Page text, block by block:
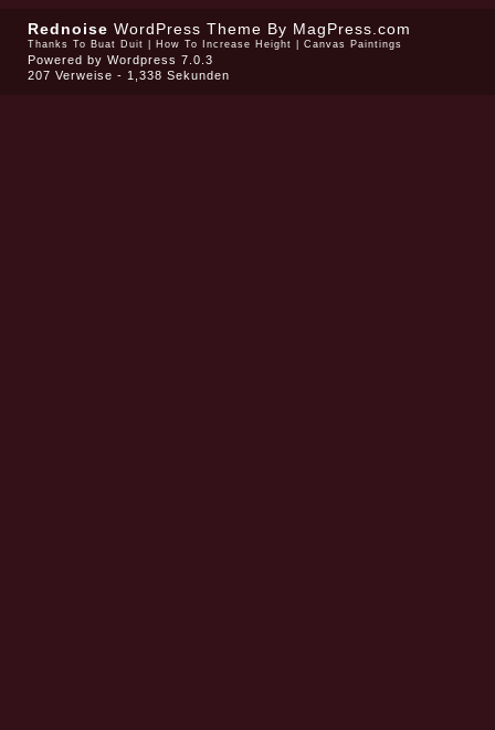
Rednoise WordPress Theme By MagPress.com
Thanks To Buat Duit How To Increase Height Canvas Paintings
Powered by Wordpress 7.0.3
207 Verweise - 1,338 Sekunden